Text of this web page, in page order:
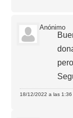
Anónimo
18/12/2022 a las 1:36